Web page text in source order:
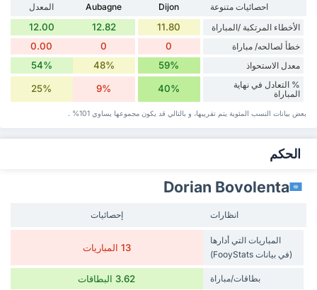
احصائيات متنوعة Dijon
Aubagne
المعدل
الأخطاء المرتكبة /المباراة
11.80
12.82
12.00
خطأ لصالحه/ مباراة 0
0
0.00
معدل الاستحواذ 59%
48%
54%
% التعادل في نهاية
المباراة
40%
9%
25%
بعض بيانات ‏النسب المئوية يتم تقريبها، و بالتالي قد ‏يكون مجموعها يساوي 101% .
‏الحكم
Dorian Bovolenta
انظارات إحصائيات
المباريات التي أدارها
(في بيانات FooyStats)
13 المباريات
بطاقات/مباراة 3.62 البطاقات